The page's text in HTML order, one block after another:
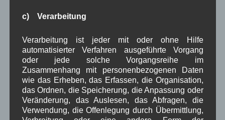
Verwaltung ,
Vorstand Dorferneuerung Woiga.de
Zeitung , Zigarettensteig
Bauernregel im August
Wenn's im August stark tauen tut, bleibt in der Regel das
c) Verarbeitung
Verarbeitung ist jeder mit oder ohne Hilfe
automatisierter Verfahren ausgeführte Vorgang
oder jede solche Vorgangsreihe im
Zusammenhang mit personenbezogenen Daten
wie das Erheben, das Erfassen, die Organisation,
das Ordnen, die Speicherung, die Anpassung oder
Veränderung, das Auslesen, das Abfragen, die
Verwendung, die Offenlegung durch Übermittlung,